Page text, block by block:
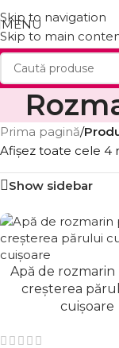
Skip to navigation
Skip to main
MENU
Prima pagină/
Afișez toate cele 4
Show sidebar
Apă de
creșterea
cuișoare